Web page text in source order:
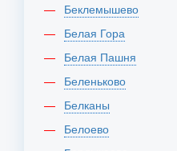
Беклемышево
Белая Гора
Белая Пашня
Беленьково
Белканы
Белоево